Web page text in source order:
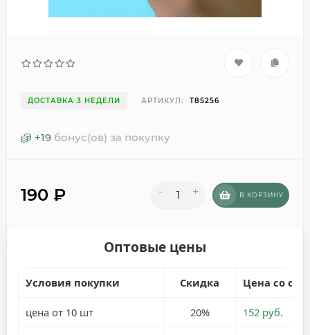
ДОСТАВКА 3 НЕДЕЛИ АРТИКУЛ: T85256
+19 бонус(ов) за покупку
190 ₽ - + В КОРЗИНУ
Оптовые цены
Условия покупки Скидка Цена со
цена от 10 шт 20% 152 руб.